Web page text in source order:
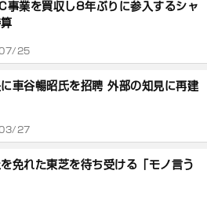
事業を買収し8年ぶりに参入するシャ
25
車谷暢昭氏を招聘 外部の知見に再建
27
を免れた東芝を待ち受ける「モノ言う